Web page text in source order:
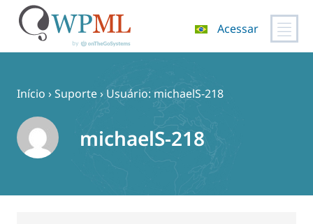
Acessar
Início ›Suporte› Usuário: michaelS-218
michaelS-218